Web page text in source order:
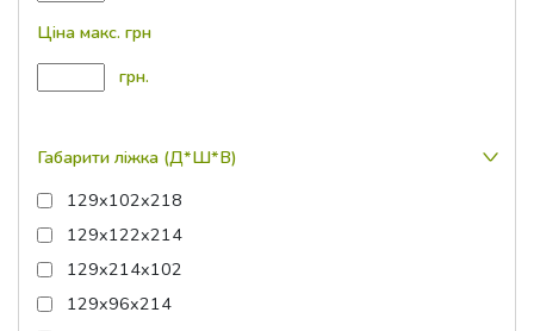
Ціна макс. грн
грн.
Габарити ліжка (Д*Ш*В)
129x102x218
129x122x214
129x214x102
129x96x214